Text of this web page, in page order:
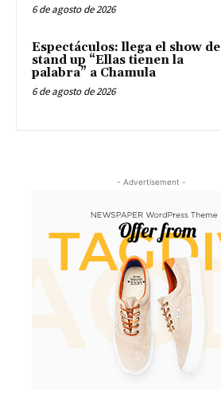
6 de agosto de 2026
Espectáculos: llega el show de
stand up “Ellas tienen la
palabra” a Chamula
6 de agosto de 2026
- Advertisement -